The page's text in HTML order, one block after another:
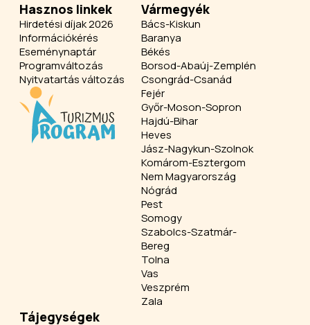
Hasznos linkek
Hirdetési díjak 2026
Információkérés
Eseménynaptár
Programváltozás
Nyitvatartás változás
Vármegyék
Bács-Kiskun
Baranya
Békés
Borsod-Abaúj-Zemplén
Csongrád-Csanád
Fejér
Győr-Moson-Sopron
Hajdú-Bihar
Heves
Jász-Nagykun-Szolnok
Komárom-Esztergom
Nem Magyarország
Nógrád
Pest
Somogy
Szabolcs-Szatmár-
Bereg
Tolna
Vas
Veszprém
Zala
Tájegységek